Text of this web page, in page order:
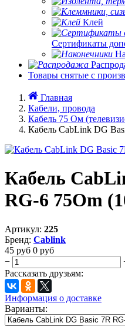
Клей
Сертификаты
Товары снятые с
Главная
Кабели, провода
Кабель 75 Ом
Кабель CabLink DG
Кабель
RG-6 75Om
Артикул: 225
Бренд: Cablink
45 руб 0 руб
−
Рассказать друзьям:
Информация о доставке
Варианты: